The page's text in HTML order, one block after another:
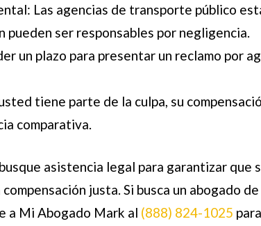
Las agencias de transporte público
pueden ser responsables por negligencia.
un plazo para presentar un reclamo por
tiene parte de la culpa, su
comparativa.
asistencia legal para garantizar que
justa. Si busca un abogado
a Mi Abogado Mark al (888) 824-1025